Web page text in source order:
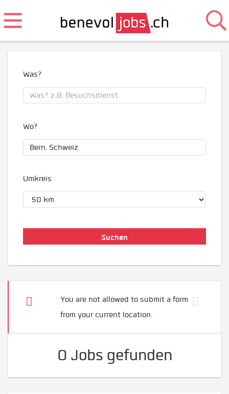
Was?
Wo?
Umkreis
You are not allowed to submit a form
from your current location.
0 Jobs gefunden